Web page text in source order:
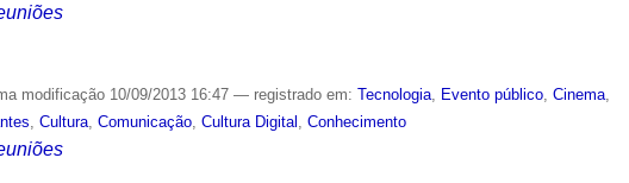
modificação 10/09/2013 16:47— registrado em:Tecnologia, Evento público,Cinema,
,Cultura,Comunicação,Cultura Digital ,Conhecimento